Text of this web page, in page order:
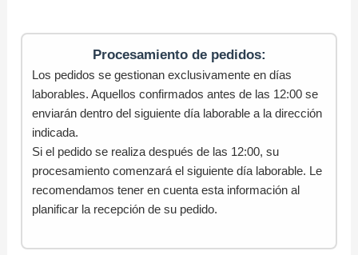
Procesamiento de pedidos:
Los pedidos se gestionan exclusivamente en días
laborables. Aquellos confirmados antes de las 12:00 se
enviarán dentro del siguiente día laborable a la dirección
indicada.
Si el pedido se realiza después de las 12:00, su
procesamiento comenzará el siguiente día laborable. Le
recomendamos tener en cuenta esta información al
planificar la recepción de su pedido.